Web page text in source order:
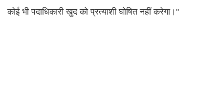
कोई भी पदाधिकारी खुद को प्रत्याशी घोषित नहीं करेगा।"